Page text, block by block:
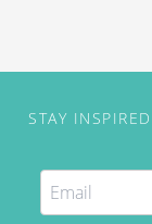
STAY